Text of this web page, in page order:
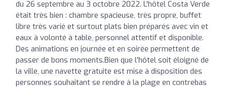
du 26 septembre au 3 octobre 2022. L'hôtel Costa Verde
était très bien : chambre spacieuse, très propre, buffet
libre très varié et surtout plats bien préparés avec vin et
eaux à volonté à table, personnel attentif et disponible.
Des animations en journée et en soirée permettent de
passer de bons moments.Bien que l'hôtel soit éloigné de
la ville, une navette gratuite est mise à disposition des
personnes souhaitant se rendre à la plage en contrebas